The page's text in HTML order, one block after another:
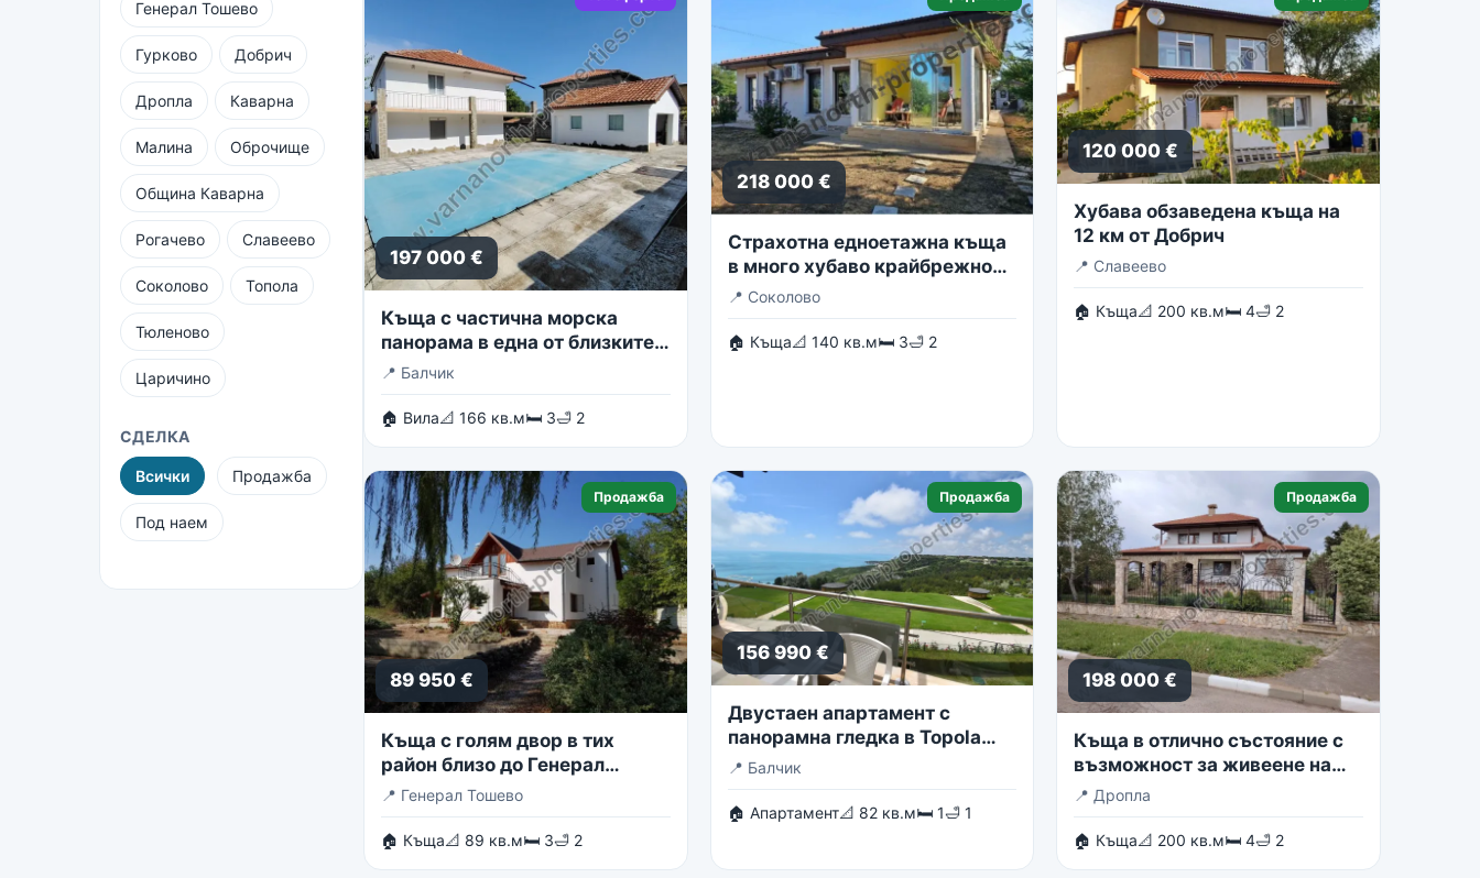
Генерал Тошево
Гурково Добрич
Дропла Каварна
Малина Оброчище
Община Каварна
Рогачево Славеево
Соколово Топола
Тюленово
Царичино
СДЕЛКА
Всички Продажба
Под наем
197 000 €
Къща с частична морска
панорама в една от близките
вилни зони в гр. Балчик
📍 Балчик
🏠 Вила📐 166 кв.м🛏 3🛁 2
218 000 €
Страхотна едноетажна къща
в много хубаво крайбрежно
село
📍 Соколово
🏠 Къща📐 140 кв.м🛏 3🛁 2
120 000 €
Хубава обзаведена къща на
12 км от Добрич
📍 Славеево
🏠 Къща📐 200 кв.м🛏 4🛁 2
Продажба
89 950 €
Къща с голям двор в тих
район близо до Генерал
Тошево
📍 Генерал Тошево
🏠 Къща📐 89 кв.м🛏 3🛁 2
Продажба
156 990 €
Двустаен апартамент с
панорамна гледка в Topola
Skies
📍 Балчик
🏠 Апартамент📐 82 кв.м🛏 1🛁 1
Продажба
198 000 €
Къща в отлично състояние с
възможност за живеене на
две семейства
📍 Дропла
🏠 Къща📐 200 кв.м🛏 4🛁 2